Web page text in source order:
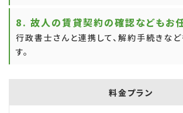
8. 故人の賃貸契約の確認などもお任
行政書士さんと連携して、解約手続きな
す。
料金プラン